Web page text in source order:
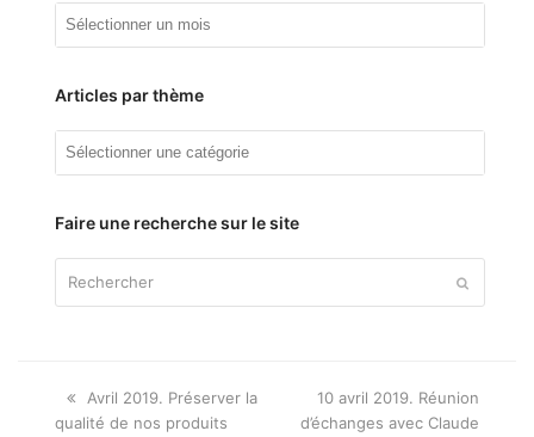
Articles par thème
Articles
Faire une recherche sur le site
Onglet
précédent:
Avril 2019. Préserver la
qualité de nos produits
next
post:
10 avril 2019. Réunion
d’échanges avec Claude